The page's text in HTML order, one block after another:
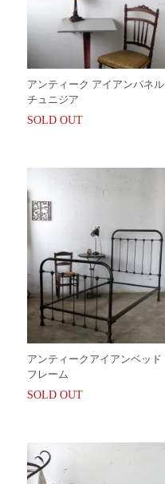
アンティーク アイアンパネル
チュニジア
SOLD OUT
アンティークアイアンベッド
フレーム
SOLD OUT